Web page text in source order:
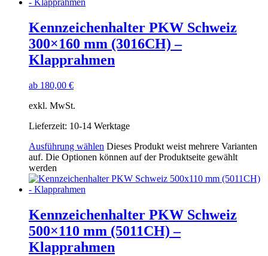
Kennzeichenhalter PKW Schweiz
300×160 mm (3016CH) –
Klapprahmen
ab 180,00 €
exkl. MwSt.
Lieferzeit: 10-14 Werktage
Ausführung wählen Dieses Produkt weist mehrere Varianten
auf. Die Optionen können auf der Produktseite gewählt
werden
Kennzeichenhalter PKW Schweiz
500×110 mm (5011CH) –
Klapprahmen